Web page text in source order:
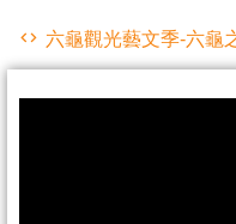
六龜觀光藝文季-六龜